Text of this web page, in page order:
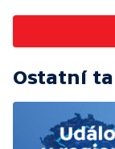
Ostatní